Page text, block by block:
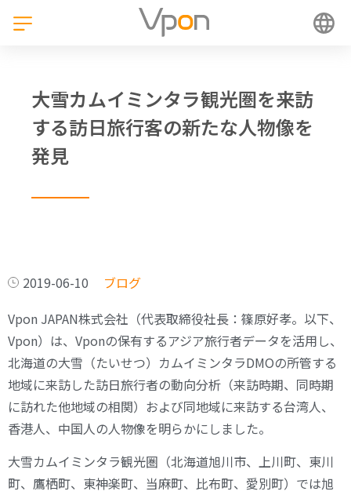
大雪カムイミンタラ観光圏を来訪
する訪日旅行客の新たな人物像を
発見
2019-06-10
ブログ
Vpon JAPAN株式会社（代表取締役社長：篠原好孝。以下、
Vpon）は、Vponの保有するアジア旅行者データを活用し、
北海道の大雪（たいせつ）カムイミンタラDMOの所管する
地域に来訪した訪日旅行者の動向分析（来訪時期、同時期
に訪れた他地域の相関）および同地域に来訪する台湾人、
香港人、中国人の人物像を明らかにしました。
大雪カムイミンタラ観光圏（北海道旭川市、上川町、東川
町、鷹栖町、東神楽町、当麻町、比布町、愛別町）では旭